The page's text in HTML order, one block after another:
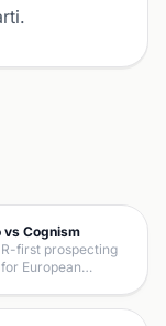
vs Cognism
first prospecting
European…